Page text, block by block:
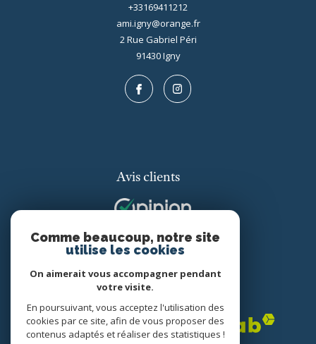
+33169411212
ami.igny@orange.fr
2 Rue Gabriel Péri
91430 igny
Avis clients
Adhérents
Comme beaucoup, notre site
utilise les cookies
On aimerait vous accompagner pendant
votre visite.
En poursuivant, vous acceptez l'utilisation des
cookies par ce site, afin de vous proposer des
contenus adaptés et réaliser des statistiques !